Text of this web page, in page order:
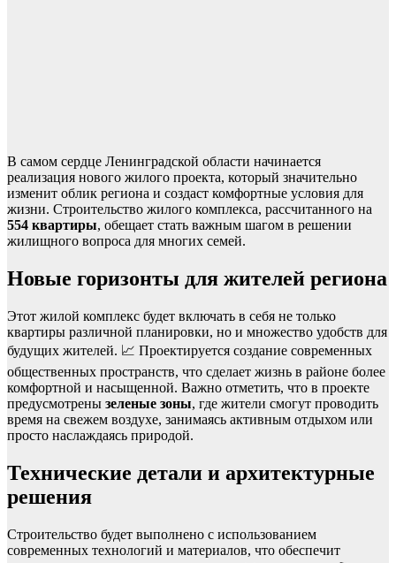
В самом сердце Ленинградской области начинается
реализация нового жилого проекта, который значительно
изменит облик региона и создаст комфортные условия для
жизни. Строительство жилого комплекса, рассчитанного на
554 квартиры, обещает стать важным шагом в решении
жилищного вопроса для многих семей.
Новые горизонты для жителей региона
Этот жилой комплекс будет включать в себя не только
квартиры различной планировки, но и множество удобств для
будущих жителей. 📈 Проектируется создание современных
общественных пространств, что сделает жизнь в районе более
комфортной и насыщенной. Важно отметить, что в проекте
предусмотрены зеленые зоны, где жители смогут проводить
время на свежем воздухе, занимаясь активным отдыхом или
просто наслаждаясь природой.
Технические детали и архитектурные
решения
Строительство будет выполнено с использованием
современных технологий и материалов, что обеспечит